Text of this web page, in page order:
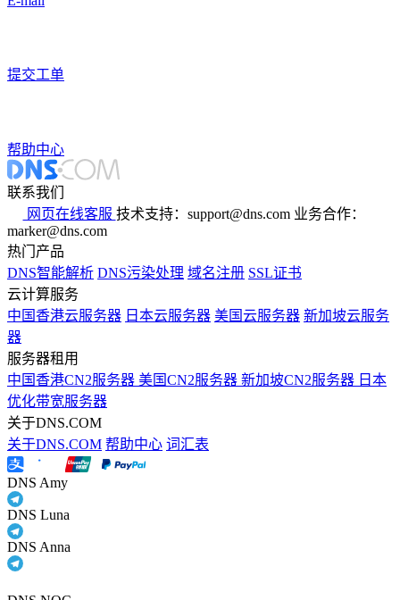
提交工单
帮助中心
联系我们
网页在线客服 技术支持：support@dns.com 业务合作：
marker@dns.com
热门产品
DNS智能解析 DNS污染处理 域名注册 SSL证书
云计算服务
中国香港云服务器 日本云服务器 美国云服务器 新加坡云服务
器
服务器租用
中国香港CN2服务器 美国CN2服务器 新加坡CN2服务器 日本
优化带宽服务器
关于DNS.COM
关于DNS.COM 帮助中心 词汇表
DNS Amy
DNS Luna
DNS Anna